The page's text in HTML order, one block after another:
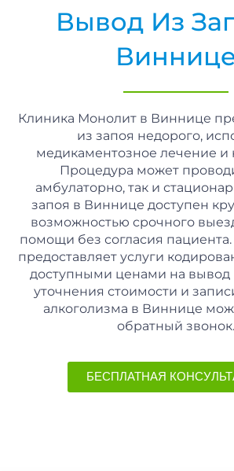
Вывод Из
Клиника Монолит в Виннице
из запоя недорого,
медикаментозное лечение и
Процедура может
амбулаторно, так и
запоя в Виннице доступен
возможностью срочного
помощи без согласия
предоставляет услуги
доступными ценами на вывод
уточнения стоимости и
алкоголизма в Виннице
обратный звонок.
БЕСПЛАТНАЯ